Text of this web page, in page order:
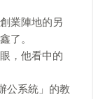
業陣地的另
了。
，他看中的
公系統」的教